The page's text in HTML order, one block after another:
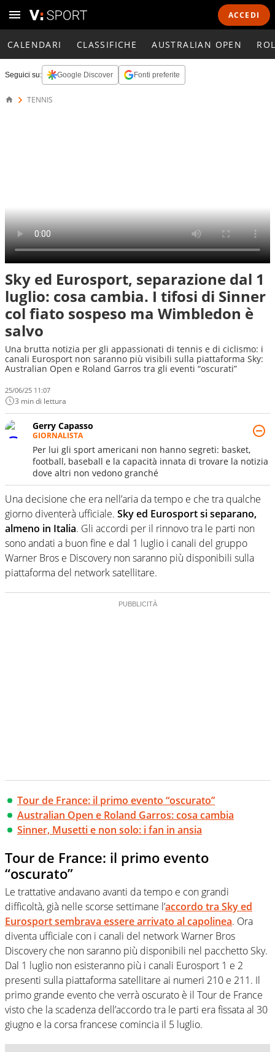
ACCEDI
CALENDARI CLASSIFICHE AUSTRALIAN OPEN
Seguici su: Google Discover Fonti preferite
TENNIS
Sky ed Eurosport, separazione dal 1
luglio: cosa cambia. I tifosi di Sinner
col fiato sospeso ma Wimbledon è
salvo
Una brutta notizia per gli appassionati di tennis e di ciclismo: i
canali Eurosport non saranno più visibili sulla piattaforma Sky:
Australian Open e Roland Garros tra gli eventi “oscurati”
25/06/25 11:07
3 min di lettura
Gerry Capasso
GIORNALISTA
Per lui gli sport americani non hanno segreti: basket,
football, baseball e la capacità innata di trovare la notizia
dove altri non vedono granché
Una decisione che era nell’aria da tempo e che tra qualche
giorno diventerà ufficiale. Sky ed Eurosport si separano,
almeno in Italia. Gli accordi per il rinnovo tra le parti non
sono andati a buon fine e dal 1 luglio i canali del gruppo
Warner Bros e Discovery non saranno più disponibili sulla
piattaforma del network satellitare.
Tour de France: il primo evento “oscurato”
Australian Open e Roland Garros: cosa cambia
Sinner, Musetti e non solo: i fan in ansia
Tour de France: il primo evento
“oscurato”
Le trattative andavano avanti da tempo e con grandi
difficoltà, già nelle scorse settimane l’accordo tra Sky ed
Eurosport sembrava essere arrivato al capolinea. Ora
diventa ufficiale con i canali del network Warner Bros
Discovery che non saranno più disponibili nel pacchetto Sky.
Dal 1 luglio non esisteranno più i canali Eurosport 1 e 2
presenti sulla piattaforma satellitare ai numeri 210 e 211. Il
primo grande evento che verrà oscurato è il Tour de France
visto che la scadenza dell’accordo tra le parti era fissata al 30
giugno e la corsa francese comincia il 5 luglio.